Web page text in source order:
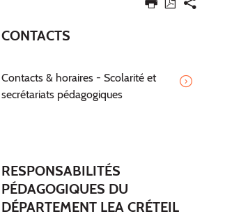
CONTACTS
Contacts & horaires - Scolarité et
secrétariats pédagogiques
RESPONSABILITÉS
PÉDAGOGIQUES DU
DÉPARTEMENT LEA CRÉTEIL